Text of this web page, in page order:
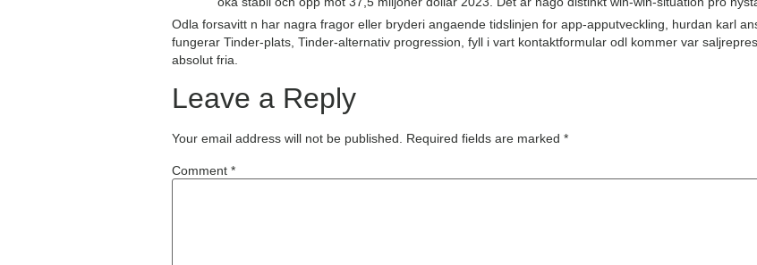
Odla forsavitt n har nagra fragor eller bryderi angaende tidslinjen for app-apputveckling, hurdan karl
fungerar Tinder-plats, Tinder-alternativ progression, fyll i vart kontaktformular odl kommer var
absolut fria.
Leave a Reply
Your email address will not be published. Required fields are marked *
Comment *